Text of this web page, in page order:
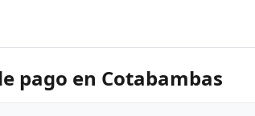
pago en Cotabambas